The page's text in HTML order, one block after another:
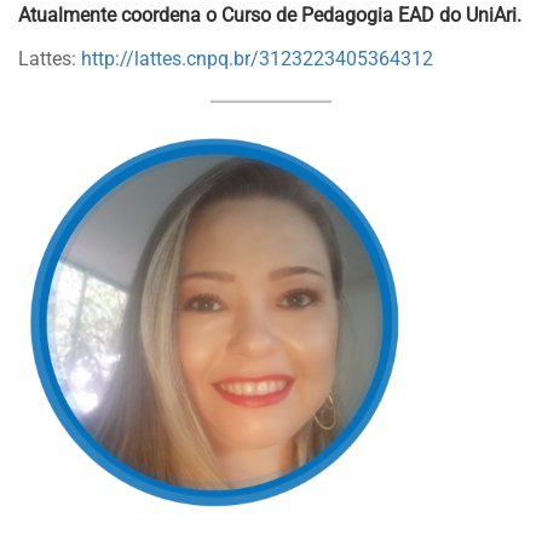
Atualmente coordena o Curso de Pedagogia EAD do UniAri.
Lattes: http://lattes.cnpq.br/3123223405364312